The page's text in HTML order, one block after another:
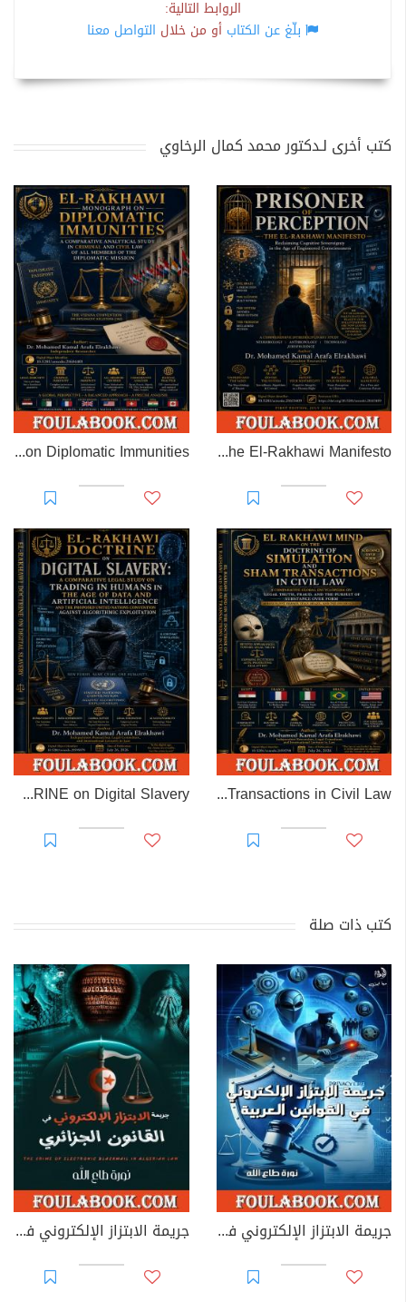
الروابط التالية:
بلّغ عن الكتاب أو من خلال التواصل معنا
كتب أخرى لـدكتور محمد كمال الرخاوي
Prisoner of Perception: The El-Rakhawi Manifesto
EL-RAKHAWI MONOGRAPH on Diplomatic Immunities
EL RAKHAWI MIND on the Doctrine of Simulation and Sham Transactions in Civil Law
EL-RAKHAWI DOCTRINE on Digital Slavery
كتب ذات صلة
جريمة الابتزاز الإلكتروني في القوانين العربية جريمة الابتزاز الإلكتروني في القانون الجزائري